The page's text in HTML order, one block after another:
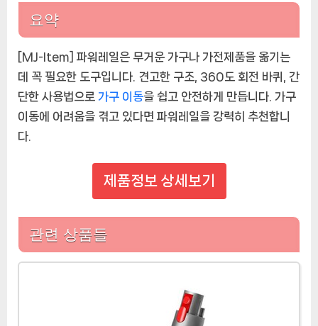
요약
[MJ-Item] 파워레일은 무거운 가구나 가전제품을 옮기는
데 꼭 필요한 도구입니다. 견고한 구조, 360도 회전 바퀴, 간
단한 사용법으로 가구 이동을 쉽고 안전하게 만듭니다. 가구
이동에 어려움을 겪고 있다면 파워레일을 강력히 추천합니
다.
제품정보 상세보기
관련 상품들